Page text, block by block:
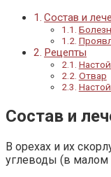
Состав и
Рецепты
Отвар
Состав и
В орехах и их
углеводы (в малом